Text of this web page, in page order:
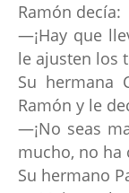
Ramón decía:
—¡Hay que
le ajusten los
Su hermana
Ramón y le
—¡No seas
mucho, no ha
Su hermano